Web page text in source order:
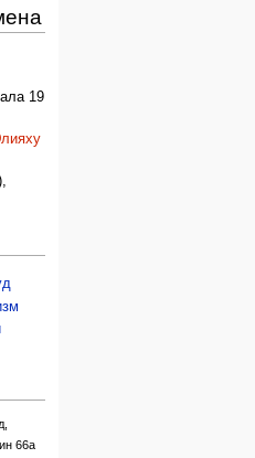
19
66а